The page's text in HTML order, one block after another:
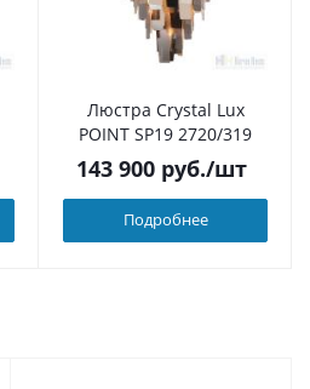
Люстра Crystal Lux
POINT SP19 2720/319
143 900руб./шт
Подробнее